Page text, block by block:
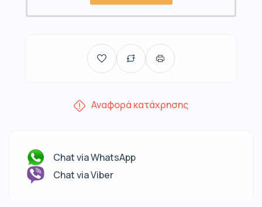
Αναφορά κατάχρησης
Chat via WhatsApp
Chat via Viber